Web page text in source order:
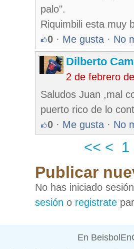
palo".
Riquimbili esta muy
0 · Me gusta · No
Dilberto
2 de febrero
Saludos Juan ,mal
puerto rico de lo
0 · Me gusta · No
<< < 1
Publicar
No has iniciado
sesión o registrate
En